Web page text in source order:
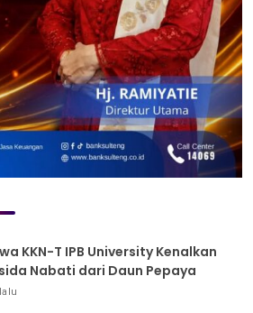
KKN-T IPB University Kenalkan
Nabati dari Daun Pepaya